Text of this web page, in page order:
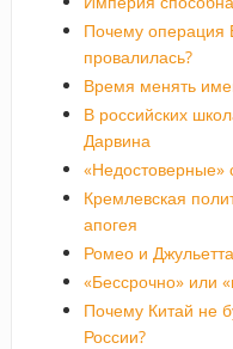
Почему операция
провалилась?
Время менять
В российских
Дарвина
«Недостоверные»
Кремлевская
апогея
Ромео и
«Бессрочно» или
Почему Китай не
России?